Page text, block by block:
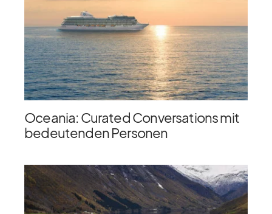
Oceania: Curated Conversations mit
bedeutenden Personen